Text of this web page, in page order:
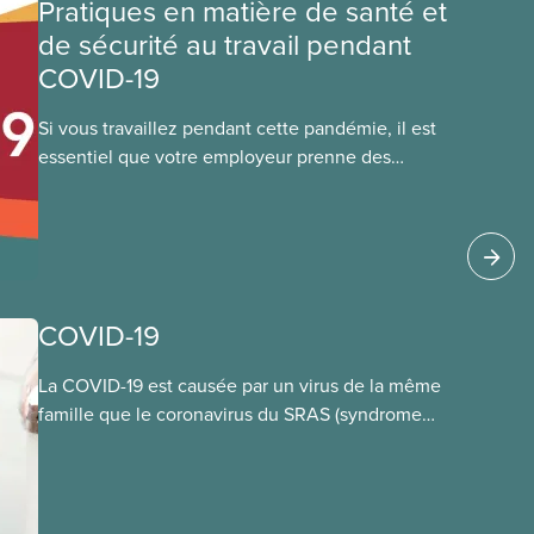
Pratiques en matière de santé et
de sécurité au travail pendant
COVID-19
Si vous travaillez pendant cette pandémie, il est
essentiel que votre employeur prenne des
ci-dessous des orientations générales et de
peuvent appliquer au travail pendant cette
pandémie de COVID-19.
COVID-19
La COVID-19 est causée par un virus de la même
famille que le coronavirus du SRAS (syndrome